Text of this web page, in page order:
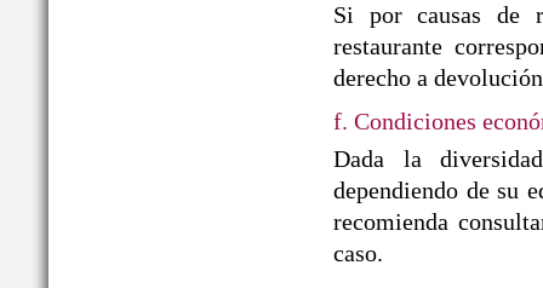
Si por causas de
restaurante
derecho a
f. Condiciones
Dada la
dependiendo de su
recomienda
caso.